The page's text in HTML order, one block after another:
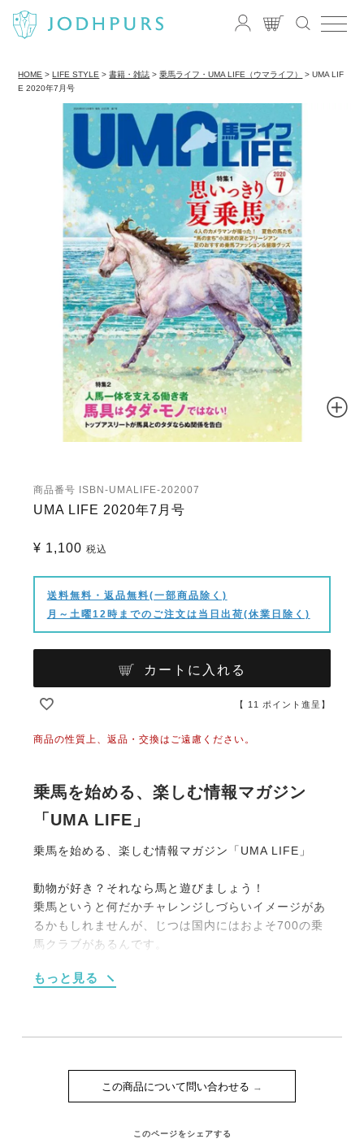
HOME LIFE STYLE 書籍・雑誌 乗馬ライフ・UMA LIFE（ウマライフ）
UMA LIF
E 2020年7月号
商品番号 ISBN-UMALIFE-202007
UMA LIFE 2020年7月号
¥ 1,100 税込
送料無料・返品無料(一部商品除く)
月～土曜12時までのご注文は当日出荷(休業日除く)
カートに入れる
【 11 ポイント進呈】
商品の性質上、返品・交換はご遠慮ください。
乗馬を始める、楽しむ情報マガジン
「UMA LIFE」
乗馬を始める、楽しむ情報マガジン「UMA LIFE」
動物が好き？それなら馬と遊びましょう！
乗馬というと何だかチャレンジしづらいイメージがあ
るかもしれませんが、じつは国内にはおよそ700の乗
馬クラブがあるんです。
【２】海や山、草原を馬でお散歩する《外乗》をメイ
たとえば4回のレッスンがセットになった体験乗馬教
（1時間10,000円程度）などなど。
そうして馬と仲良くなったら、馬と遊ぶ楽しみが膨ら
どんな風にして遊びましょう？「UMA LIFE」には、
もっと見る
この商品について問い合わせる
このページをシェアする